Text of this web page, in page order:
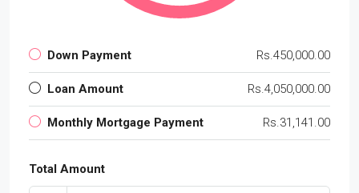
Down Payment Rs.450,000.00
Loan Amount Rs.4,050,000.00
Monthly Mortgage Payment Rs.31,141.00
Total Amount